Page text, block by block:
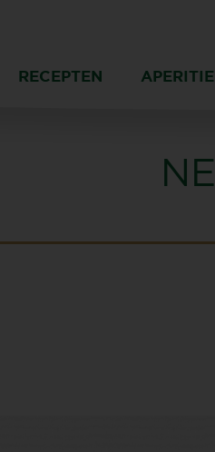
RECEPTEN